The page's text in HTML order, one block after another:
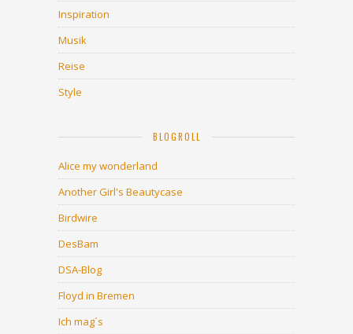
Inspiration
Musik
Reise
Style
BLOGROLL
Alice my wonderland
Another Girl's Beautycase
Birdwire
DesBam
DSA-Blog
Floyd in Bremen
Ich mag´s